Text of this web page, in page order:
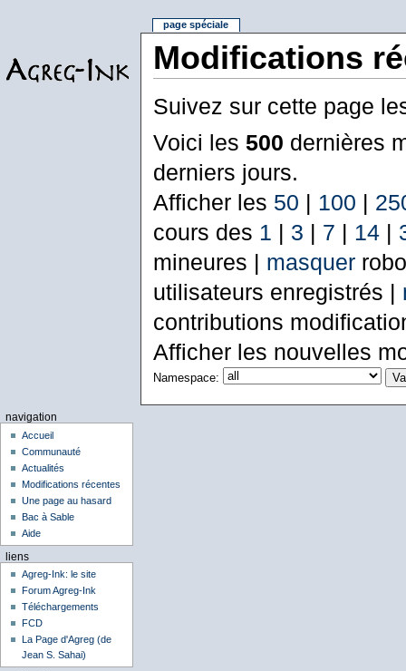
Modifications
Suivez sur cette page
Voici les 500 dernières
derniers jours.
Afficher les 50 | 100 |
cours des 1 | 3 | 7 | 14|
mineures | masquer
utilisateurs enregistrés |
contributions
Afficher les nouvelles
Namespace:
page spéciale
navigation
Accueil
Communauté
Actualités
Modifications récentes
Une page au hasard
Bac à Sable
Aide
liens
Agreg-Ink: le site
Forum Agreg-Ink
Téléchargements
FCD
La Page d'Agreg (de
Jean S. Sahai)